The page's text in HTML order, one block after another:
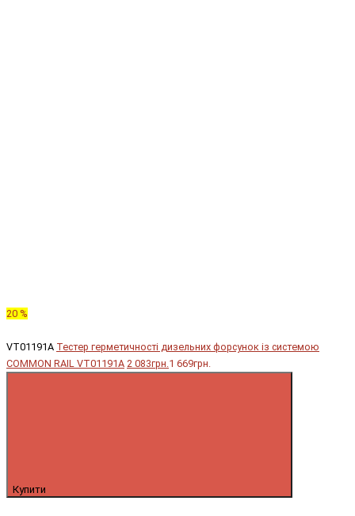
20 %
VT01191A Тестер герметичності дизельних форсунок із системою
COMMON RAIL VT01191A 2 083грн. 1 669грн.
Купити